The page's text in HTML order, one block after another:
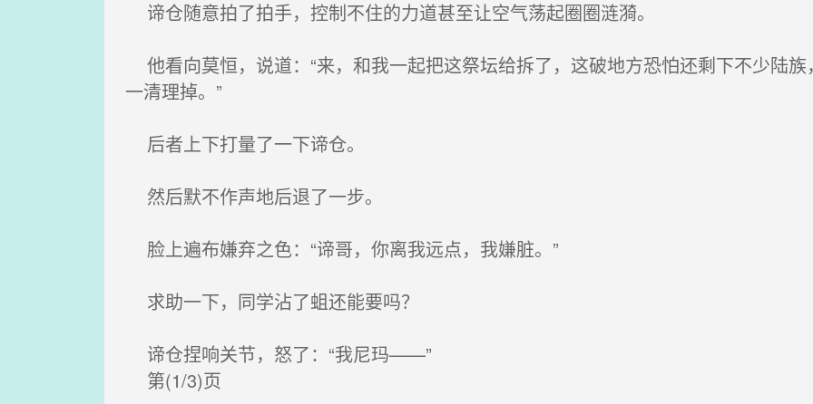
谛仓随意拍了拍手，控制不住的力道甚至让空气荡起圈圈涟漪。
他看向莫恒，说道：“来，和我一起把这祭坛给拆了，这破地方恐怕还剩下不少陆
一清理掉。”
后者上下打量了一下谛仓。
然后默不作声地后退了一步。
脸上遍布嫌弃之色：“谛哥，你离我远点，我嫌脏。”
求助一下，同学沾了蛆还能要吗？
谛仓捏响关节，怒了：“我尼玛——”
第(1/3)页